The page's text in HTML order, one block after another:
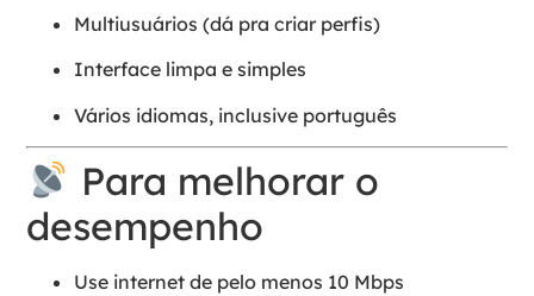
Multiusuários (dá pra criar perfis)
Interface limpa e simples
Vários idiomas, inclusive português
Para melhorar o
desempenho
Use internet de pelo menos 10 Mbps